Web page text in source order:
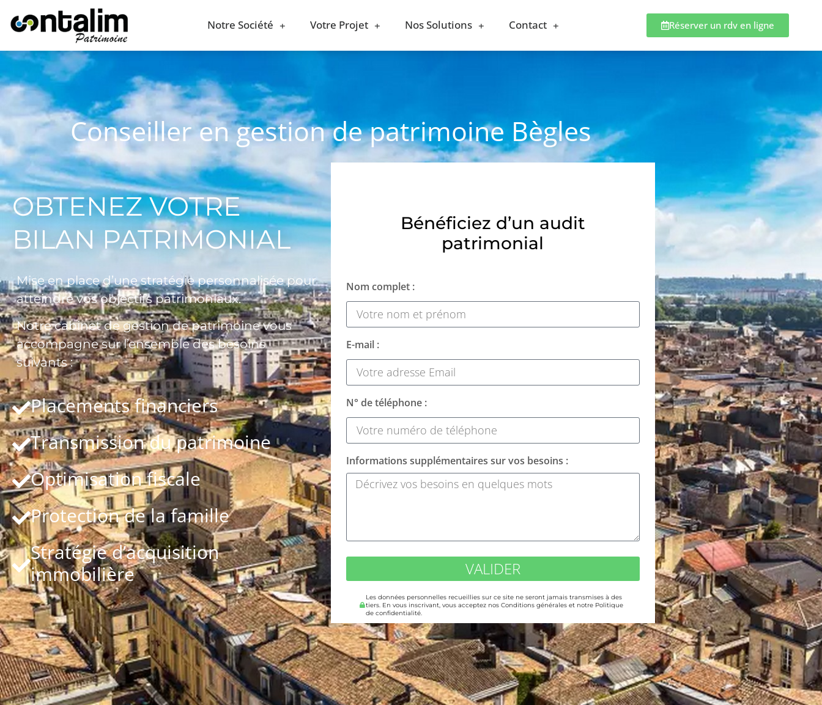
Notre Société Votre Projet Nos Solutions Contact Réserver un rdv en ligne
Conseiller en gestion de patrimoine Bègles
OBTENEZ VOTRE
BILAN PATRIMONIAL
Mise en place d’une stratégie personnalisée pour
atteindre vos objectifs patrimoniaux.
Notre cabinet de gestion de patrimoine vous
accompagne sur l’ensemble des besoins
suivants :
Placements financiers
Transmission du patrimoine
Optimisation fiscale
Protection de la famille
Stratégie d’acquisition
immobilière
Bénéficiez d’un audit
patrimonial
Nom complet :
E-mail :
N° de téléphone :
Informations supplémentaires sur vos besoins :
VALIDER
Les données personnelles recueillies sur ce site ne seront jamais transmises à des
tiers. En vous inscrivant, vous acceptez nos Conditions générales et notre Politique
de confidentialité.